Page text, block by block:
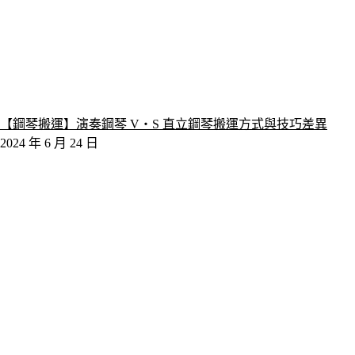
【鋼琴搬運】演奏鋼琴 V‧S 直立鋼琴搬運方式與技巧差異
2024 年 6 月 24 日